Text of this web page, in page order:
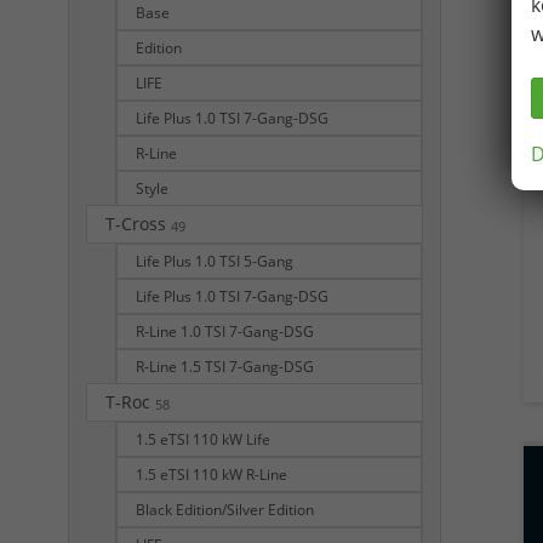
Base
Edition
LIFE
Life Plus 1.0 TSI 7-Gang-DSG
R-Line
Style
T-Cross 49
Life Plus 1.0 TSI 5-Gang
Life Plus 1.0 TSI 7-Gang-DSG
R-Line 1.0 TSI 7-Gang-DSG
R-Line 1.5 TSI 7-Gang-DSG
T-Roc 58
1.5 eTSI 110 kW Life
1.5 eTSI 110 kW R-Line
Black Edition/Silver Edition